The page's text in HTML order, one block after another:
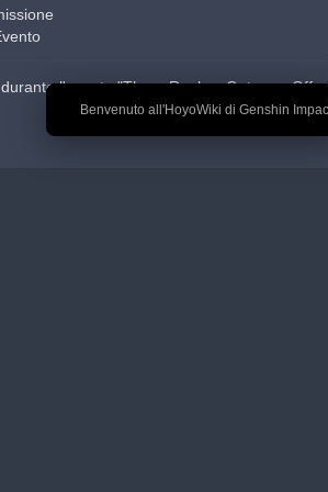
🎉 Benvenuto all'HoyoWiki di Genshin
l'evento "Three Realms Gateway